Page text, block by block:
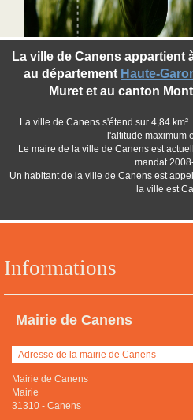
Informations
Mairie de Canens
Adresse de la mairie de Canens
Mairie de Canens
Mairie
31310 - Canens
La ville de Canens appartient
au département Haute-
Muret et au canton
La ville de Canens s'étend sur 4,84
l'altitude maximum
Le maire de la ville de Canens est
mandat
Un habitant de la ville de Canens est
la ville est